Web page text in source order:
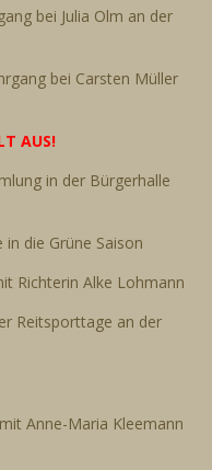
bei Julia Olm an der
bei Carsten Müller
AUS!
in der Bürgerhalle
in die Grüne Saison
Richterin Alke Lohmann
Reitsporttage an der
Anne-Maria Kleemann